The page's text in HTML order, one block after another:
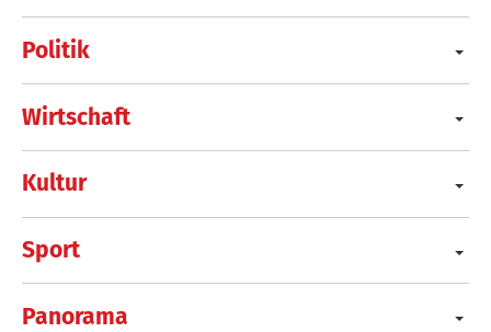
Politik
Wirtschaft
Kultur
Sport
Panorama